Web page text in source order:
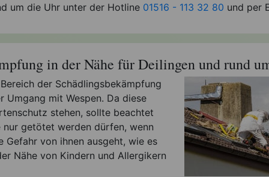
um die Uhr unter der Hotline 01516 - 113 32 80 und per
in der Nähe für Deilingen und rund
der Schädlingsbekämpfung
Umgang mit Wespen. Da diese
stehen, sollte beachtet
nur getötet werden dürfen, wenn
Gefahr von ihnen ausgeht, wie es
Nähe von Kindern und Allergikern